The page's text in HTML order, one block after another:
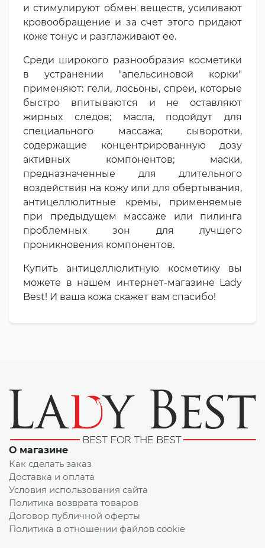
и стимулируют обмен веществ, усиливают
кровообращение и за счет этого придают
коже тонус и разглаживают ее.
Среди широкого разнообразия косметики
в устранении "апельсиновой корки"
применяют: гели, лосьоны, спреи, которые
быстро впитываются и не оставляют
жирных следов; масла, подойдут для
специального массажа; сыворотки,
содержащие концентрированную дозу
активных компонентов; маски,
предназначенные для длительного
воздействия на кожу или для обертывания,
антицеллюлитные кремы, применяемые
при предыдущем массаже или пилинга
проблемных зон для лучшего
проникновения компонентов.
Купить антицеллюлитную косметику вы
можете в нашем интернет-магазине Lady
Best! И ваша кожа скажет вам спасибо!
О магазине
Как сделать заказ
Доставка и оплата
Условия использования сайта
Политика возврата товаров
Договор публичной оферты
Политика в отношении файлов cookie